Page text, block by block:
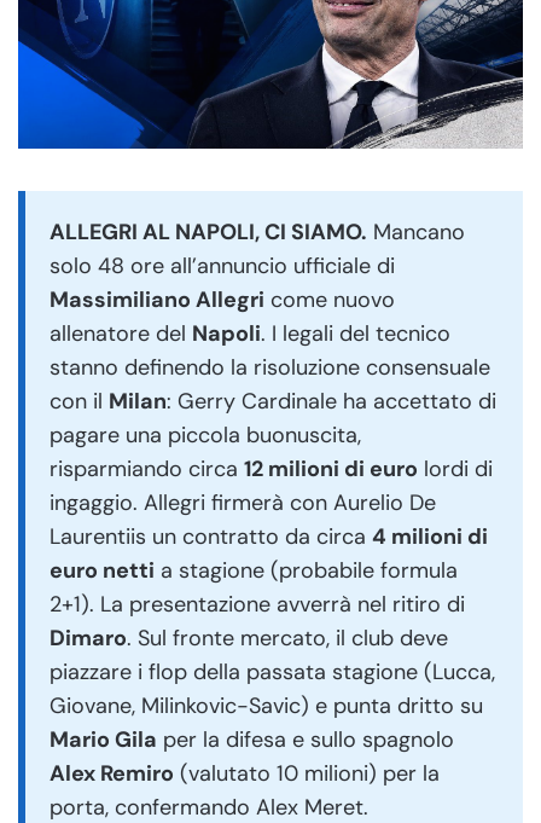
ALLEGRI AL NAPOLI, CI SIAMO. Mancano
solo 48 ore all’annuncio ufficiale di
Massimiliano Allegri come nuovo
allenatore del Napoli. I legali del tecnico
stanno definendo la risoluzione consensuale
con il Milan: Gerry Cardinale ha accettato di
pagare una piccola buonuscita,
risparmiando circa 12 milioni di euro lordi di
ingaggio. Allegri firmerà con Aurelio De
Laurentiis un contratto da circa 4 milioni di
euro netti a stagione (probabile formula
2+1). La presentazione avverrà nel ritiro di
Dimaro. Sul fronte mercato, il club deve
piazzare i flop della passata stagione (Lucca,
Giovane, Milinkovic-Savic) e punta dritto su
Mario Gila per la difesa e sullo spagnolo
Alex Remiro (valutato 10 milioni) per la
porta, confermando Alex Meret.